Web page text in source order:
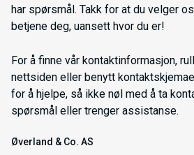
har spørsmål. Takk for at du velger
betjene deg, uansett hvor du er!
For å finne vår kontaktinformasjon,
nettsiden eller benytt
for å hjelpe, så ikke nøl med å ta
spørsmål eller trenger assistanse.
Øverland & Co. AS